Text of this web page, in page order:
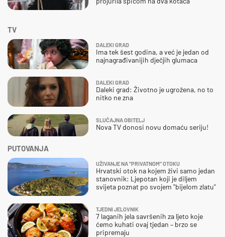
TV
DALEKI GRAD
Ima tek šest godina, a već je jedan od
najnagrađivanijih dječjih glumaca
DALEKI GRAD
Daleki grad: Životno je ugrožena, no to
nitko ne zna
SLUČAJNA OBITELJ
Nova TV donosi novu domaću seriju!
PUTOVANJA
UŽIVANJE NA "PRIVATNOM" OTOKU
Hrvatski otok na kojem živi samo jedan
stanovnik: Ljepotan koji je diljem
svijeta poznat po svojem "bijelom zlatu"
TJEDNI JELOVNIK
7 laganih jela savršenih za ljeto koje
ćemo kuhati ovaj tjedan – brzo se
pripremaju